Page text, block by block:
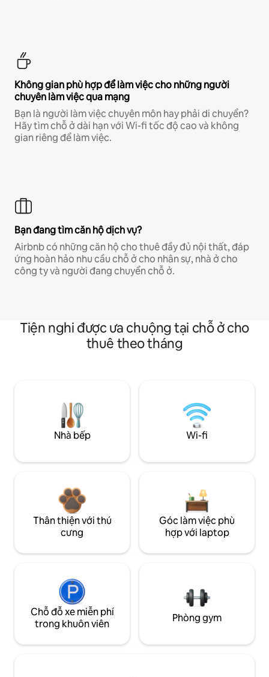
Không gian phù hợp để làm việc cho những người
chuyên làm việc qua mạng
Bạn là người làm việc chuyên môn hay phải di chuyển?
Hãy tìm chỗ ở dài hạn với Wi-fi tốc độ cao và không
gian riêng để làm việc.
Bạn đang tìm căn hộ dịch vụ?
Airbnb có những căn hộ cho thuê đầy đủ nội thất, đáp
ứng hoàn hảo nhu cầu chỗ ở cho nhân sự, nhà ở cho
công ty và người đang chuyển chỗ ở.
Tiện nghi được ưa chuộng tại chỗ ở cho
thuê theo tháng
Nhà bếp Wi-fi
Thân thiện với thú
cưng
Góc làm việc phù
hợp với laptop
Chỗ đỗ xe miễn phí
trong khuôn viên
Phòng gym